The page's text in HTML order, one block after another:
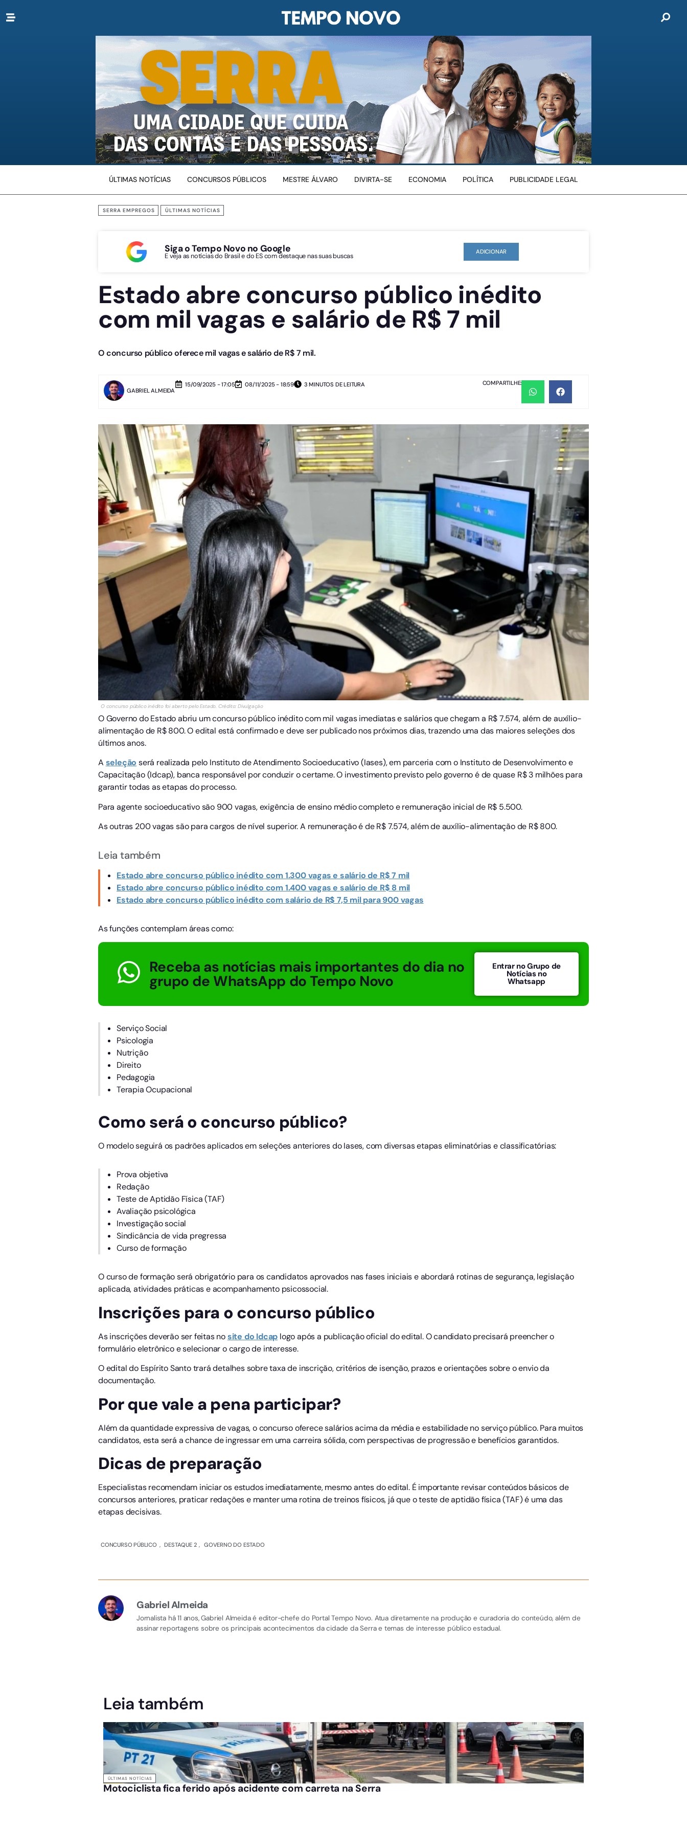
ÚLTIMAS NOTÍCIAS CONCURSOS PÚBLICOS MESTRE ÁLVARO DIVIRTA-SE ECONOMIA POLÍTICA PUBLICIDADE LEGAL
SERRA EMPREGOS ÚLTIMAS NOTÍCIAS
Siga o Tempo Novo no Google
E veja as notícias do Brasil e do ES com destaque nas suas buscas ADICIONAR
Estado abre concurso público inédito
com mil vagas e salário de R$ 7 mil
O concurso público oferece mil vagas e salário de R$ 7 mil.
GABRIEL ALMEIDA
15/09/2025 - 17:05 08/11/2025 - 18:59 3 MINUTOS DE LEITURA COMPARTILHE:
O concurso público inédito foi aberto pelo Estado. Crédito: Divulgação
O Governo do Estado abriu um concurso público inédito com mil vagas imediatas e salários que chegam a R$ 7.574, além de auxílio-
alimentação de R$ 800. O edital está confirmado e deve ser publicado nos próximos dias, trazendo uma das maiores seleções dos
últimos anos.
A seleção será realizada pelo Instituto de Atendimento Socioeducativo (Iases), em parceria com o Instituto de Desenvolvimento e
Capacitação (Idcap), banca responsável por conduzir o certame. O investimento previsto pelo governo é de quase R$ 3 milhões para
garantir todas as etapas do processo.
Para agente socioeducativo são 900 vagas, exigência de ensino médio completo e remuneração inicial de R$ 5.500.
As outras 200 vagas são para cargos de nível superior. A remuneração é de R$ 7.574, além de auxílio-alimentação de R$ 800.
Leia também
Estado abre concurso público inédito com 1.300 vagas e salário de R$ 7 mil
Estado abre concurso público inédito com 1.400 vagas e salário de R$ 8 mil
Estado abre concurso público inédito com salário de R$ 7,5 mil para 900 vagas
As funções contemplam áreas como:
Receba as notícias mais importantes do dia no
grupo de WhatsApp do Tempo Novo
Entrar no Grupo de
Notícias no
Whatsapp
Serviço Social
Psicologia
Nutrição
Direito
Pedagogia
Terapia Ocupacional
Como será o concurso público?
O modelo seguirá os padrões aplicados em seleções anteriores do Iases, com diversas etapas eliminatórias e classificatórias:
Prova objetiva
Redação
Teste de Aptidão Física (TAF)
Avaliação psicológica
Investigação social
Sindicância de vida pregressa
Curso de formação
O curso de formação será obrigatório para os candidatos aprovados nas fases iniciais e abordará rotinas de segurança, legislação
aplicada, atividades práticas e acompanhamento psicossocial.
Inscrições para o concurso público
As inscrições deverão ser feitas nosite do Idcap logo após a publicação oficial do edital. O candidato precisará preencher o
formulário eletrônico e selecionar o cargo de interesse.
O edital do Espírito Santo trará detalhes sobre taxa de inscrição, critérios de isenção, prazos e orientações sobre o envio da
documentação.
Por que vale a pena participar?
Além da quantidade expressiva de vagas, o concurso oferece salários acima da média e estabilidade no serviço público. Para muitos
candidatos, esta será a chance de ingressar em uma carreira sólida, com perspectivas de progressão e benefícios garantidos.
Dicas de preparação
Especialistas recomendam iniciar os estudos imediatamente, mesmo antes do edital. É importante revisar conteúdos básicos de
concursos anteriores, praticar redações e manter uma rotina de treinos físicos, já que o teste de aptidão física (TAF) é uma das
etapas decisivas.
CONCURSO PÚBLICO , DESTAQUE 2 , GOVERNO DO ESTADO
Gabriel Almeida
Jornalista há 11 anos, Gabriel Almeida é editor-chefe do Portal Tempo Novo. Atua diretamente na produção e curadoria do conteúdo, além de
assinar reportagens sobre os principais acontecimentos da cidade da Serra e temas de interesse público estadual.
Leia também
ÚLTIMAS NOTÍCIAS
Motociclista fica ferido após acidente com carreta na Serra